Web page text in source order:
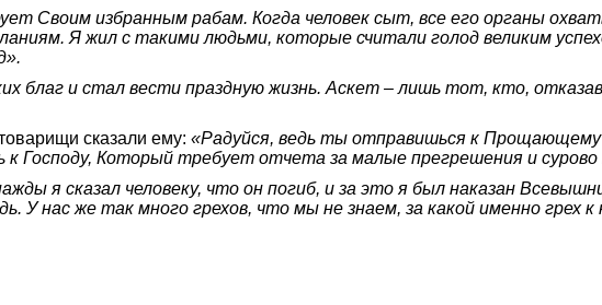
Своим избранным рабам. Когда человек сыт, все его органы
Я жил с такими людьми, которые считали голод великим
благ и стал вести праздную жизнь. Аскет – лишь тот, кто,
сказали ему: «Радуйся, ведь ты отправишься к
Господу, Который требует отчета за малые прегрешения и
я сказал человеку, что он погиб, и за это я был наказан
У нас же так много грехов, что мы не знаем, за какой именно грех